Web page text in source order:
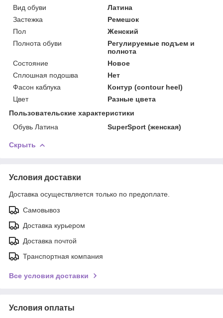
Вид обуви
Латина
Застежка
Ремешок
Пол
Женский
Полнота обуви
Регулируемые подъем и
полнота
Состояние
Новое
Сплошная подошва
Нет
Фасон каблука
Контур (contour heel)
Цвет
Разные цвета
Пользовательские характеристики
Обувь Латина
SuperSport (женская)
Скрыть
Условия доставки
Доставка осуществляется только по предоплате.
Самовывоз
Доставка курьером
Доставка почтой
Транспортная компания
Все условия доставки
Условия оплаты